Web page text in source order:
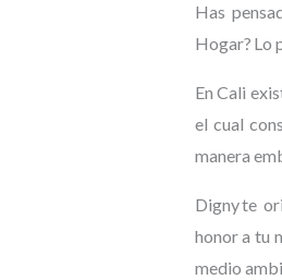
Has
Hogar? Lo
En Cali
el cual
manera
Dignyte
honor a tu
medio